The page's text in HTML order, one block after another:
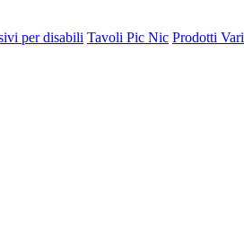
per disabili Tavoli Pic Nic Prodotti Vari